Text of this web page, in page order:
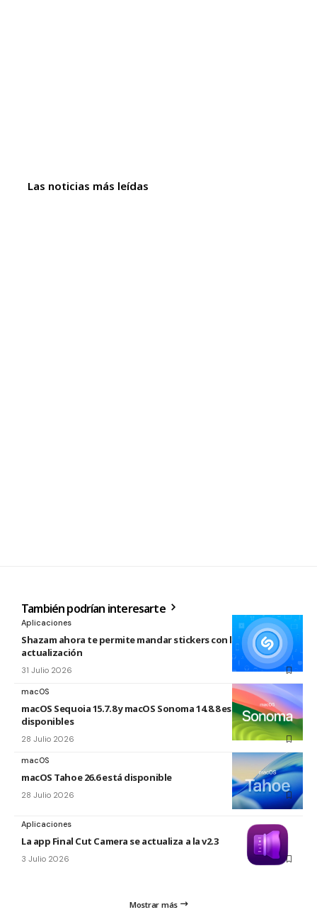
Las noticias más leídas
También podrían interesarte
Aplicaciones
Shazam ahora te permite mandar stickers con la nueva
actualización
31 Julio 2026
macOS
macOS Sequoia 15.7.8 y macOS Sonoma 14.8.8 están
disponibles
28 Julio 2026
macOS
macOS Tahoe 26.6 está disponible
28 Julio 2026
Aplicaciones
La app Final Cut Camera se actualiza a la v2.3
3 Julio 2026
Mostrar más